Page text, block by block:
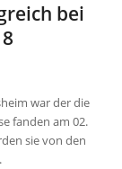
bei
war der die
fanden am 02.
sie von den